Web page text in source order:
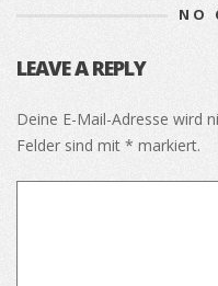
NO
LEAVE A REPLY
Deine E-Mail-Adresse wird
Felder sind mit * markiert.